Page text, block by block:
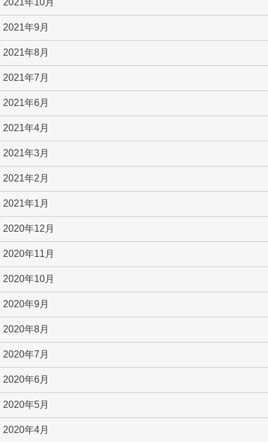
2021年10月
2021年9月
2021年8月
2021年7月
2021年6月
2021年4月
2021年3月
2021年2月
2021年1月
2020年12月
2020年11月
2020年10月
2020年9月
2020年8月
2020年7月
2020年6月
2020年5月
2020年4月